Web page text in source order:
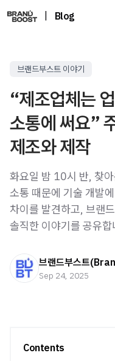
Blog
브랜드부스트 이야기
“제조업체는
소통에 써요”
제조와 제작
화요일 밤 10시 반, 찾
소통 때문에 기술 개발
차이를 발견하고, 브랜
솔직한 이야기를 공유합
브랜드부스트
Sep 24, 2025
Contents